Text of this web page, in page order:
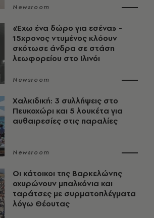
Newsroom
«Έχω ένα δώρο για εσένα» -
15χρονος ντυμένος κλόουν
σκότωσε άνδρα σε στάση
λεωφορείου στο Ιλινόι
Newsroom
Χαλκιδική: 3 συλλήψεις στο
Πευκοχώρι και 5 λουκέτα για
αυθαιρεσίες στις παραλίες
Newsroom
Οι κάτοικοι της Βαρκελώνης
οχυρώνουν μπαλκόνια και
ταράτσες με συρματοπλέγματα
λόγω Θέουτας